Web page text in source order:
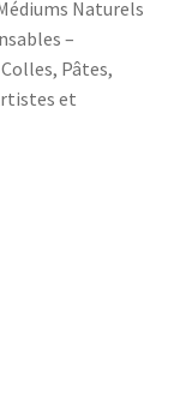
Naturels
–
Pâtes,
et